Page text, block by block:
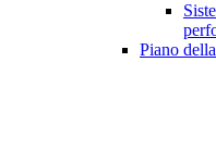
Piano